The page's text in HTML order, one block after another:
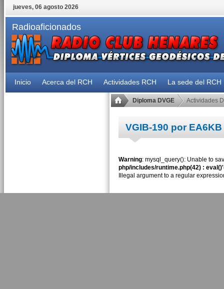
jueves, 06 agosto 2026
Radioaficionados
Inicio Acerca del RCH Actividades RCH La sede del RCH
Diploma DVGE Actividades
VGIB-190 por EA6KB
Warning: mysql_query(): Unable to
php/includes/runtime.php(42) :
Illegal argument to a regular